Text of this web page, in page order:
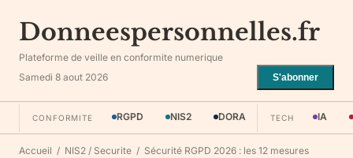
Donneespersonnelles.fr
Plateforme de veille en conformite numerique
Samedi 8 aout 2026
S'abonner
CONFORMITE RGPD NIS2 DORA TECH IA
Accueil / NIS2 / Securite / Sécurité RGPD 2026 : les 12 mesures